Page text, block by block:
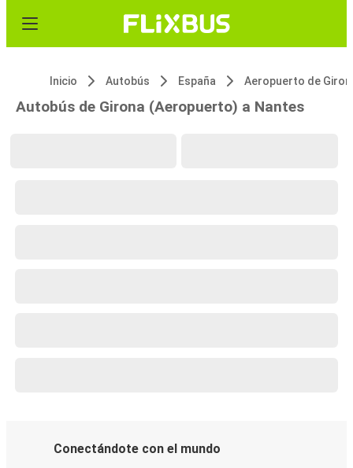
Inicio Autobús España Aeropuerto de
Autobús de Girona (Aeropuerto) a Nantes
Conectándote con el mundo